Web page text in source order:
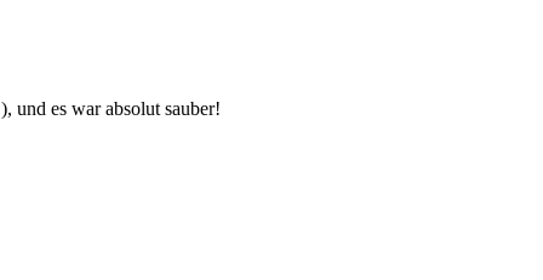
und es war absolut sauber!